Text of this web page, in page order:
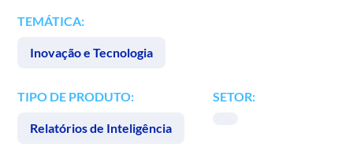
TEMÁTICA:
Inovação e Tecnologia
TIPO DE PRODUTO:
Relatórios de Inteligência
SETOR: